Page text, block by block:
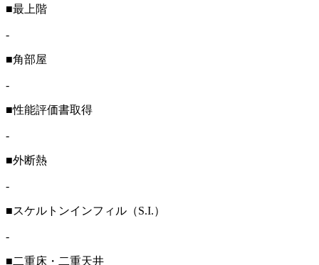
■最上階
-
■角部屋
-
■性能評価書取得
-
■外断熱
-
■スケルトンインフィル（S.I.）
-
■二重床・二重天井